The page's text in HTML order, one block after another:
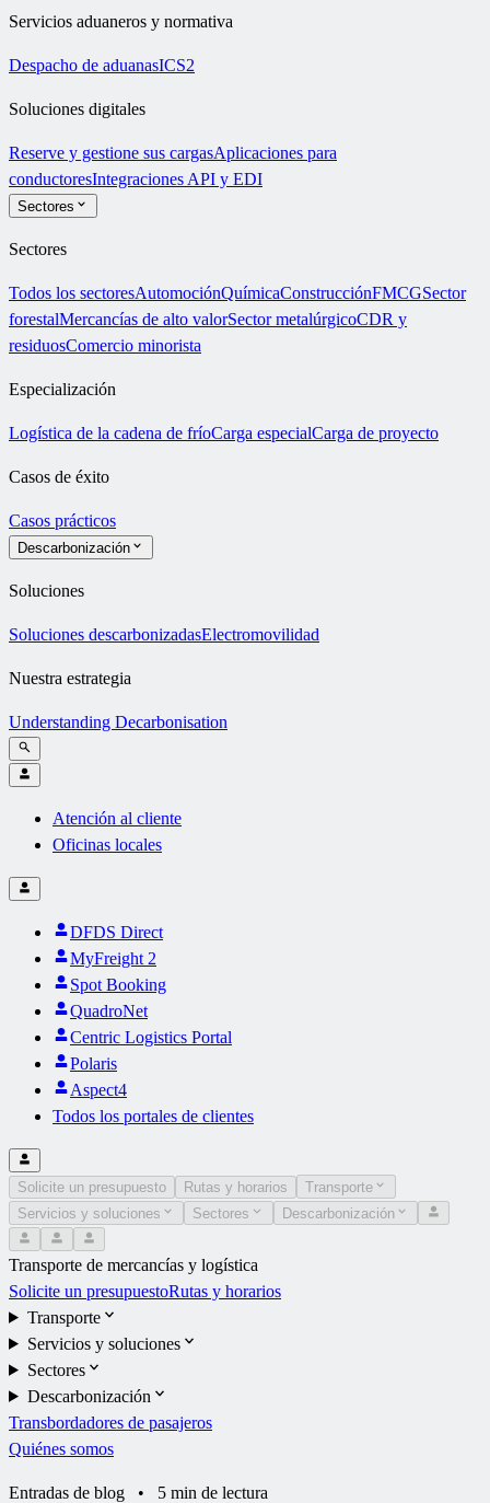
Servicios aduaneros y normativa
Despacho de aduanasICS2
Soluciones digitales
Reserve y gestione sus cargasAplicaciones para
conductoresIntegraciones API y EDI
Sectores
Sectores
Todos los sectoresAutomociónQuímicaConstrucciónFMCGSector
forestalMercancías de alto valorSector metalúrgicoCDR y
residuosComercio minorista
Especialización
Logística de la cadena de fríoCarga especialCarga de proyecto
Casos de éxito
Casos prácticos
Descarbonización
Soluciones
Soluciones descarbonizadasElectromovilidad
Nuestra estrategia
Understanding Decarbonisation
Atención al cliente
Oficinas locales
DFDS Direct
MyFreight 2
Spot Booking
QuadroNet
Centric Logistics Portal
Polaris
Aspect4
Todos los portales de clientes
Solicite un presupuesto Rutas y horarios
Transporte
Servicios y soluciones
Sectores Descarbonización
Transporte de mercancías y logística
Solicite un presupuestoRutas y horarios
Transporte
Servicios y soluciones
Sectores
Descarbonización
Transbordadores de pasajeros
Quiénes somos
Entradas de blog • 5 min de lectura